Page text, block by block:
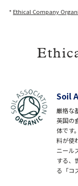
*Ethical Company
Soil
厳格な
英国の
体です
料が使
ニール
する、
る「コ